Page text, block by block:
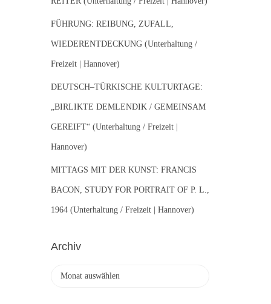
FÜHRUNG: REIBUNG, ZUFALL,
WIEDERENTDECKUNG (Unterhaltung /
Freizeit | Hannover)
DEUTSCH–TÜRKISCHE KULTURTAGE:
„BIRLIKTE DEMLENDIK / GEMEINSAM
GEREIFT“ (Unterhaltung / Freizeit |
Hannover)
MITTAGS MIT DER KUNST: FRANCIS
BACON, STUDY FOR PORTRAIT OF P. L.,
1964 (Unterhaltung / Freizeit | Hannover)
Archiv